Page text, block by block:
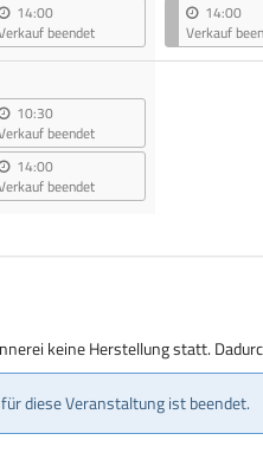
14:00
beendet
14:00
Verkauf
10:30
beendet
14:00
beendet
keine Herstellung statt.
diese Veranstaltung ist beendet.